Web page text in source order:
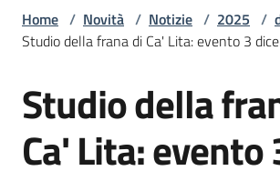
e la
protezione
Argomenti
Home / Novità / Notizie / 2025 /
Studio della frana di Ca' Lita: evento 3
Salta al contenuto
Studio della
Ca' Lita: evento